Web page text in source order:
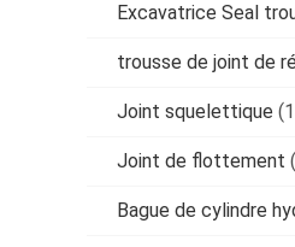
Excavatrice Seal
trousse de joint de
Joint squelettique
Joint de flottement
Bague de cylindre